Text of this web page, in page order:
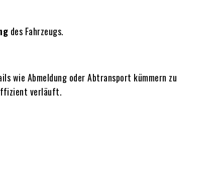
des Fahrzeugs.
wie Abmeldung oder Abtransport kümmern zu
verläuft.